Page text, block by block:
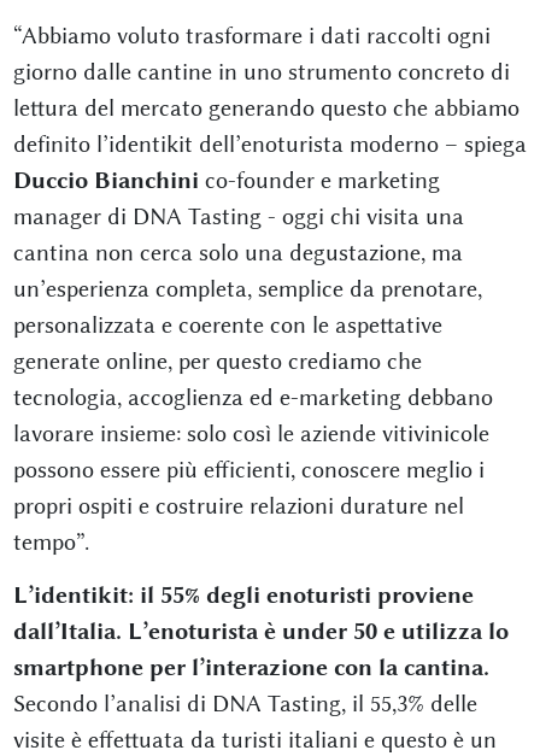
“Abbiamo voluto trasformare i dati raccolti ogni
giorno dalle cantine in uno strumento concreto di
lettura del mercato generando questo che abbiamo
definito l’identikit dell’enoturista moderno – spiega
Duccio Bianchini co-founder e marketing
manager di DNA Tasting - oggi chi visita una
cantina non cerca solo una degustazione, ma
un’esperienza completa, semplice da prenotare,
personalizzata e coerente con le aspettative
generate online, per questo crediamo che
tecnologia, accoglienza ed e-marketing debbano
lavorare insieme: solo così le aziende vitivinicole
possono essere più efficienti, conoscere meglio i
propri ospiti e costruire relazioni durature nel
tempo”.
L’identikit: il 55% degli enoturisti proviene
dall’Italia. L’enoturista è under 50 e utilizza lo
smartphone per l’interazione con la cantina.
Secondo l’analisi di DNA Tasting, il 55,3% delle
visite è effettuata da turisti italiani e questo è un